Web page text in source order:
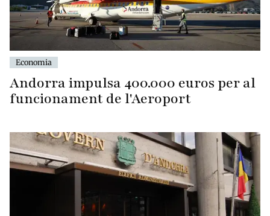
Economia
Andorra impulsa 400.000 euros per al
funcionament de l'Aeroport